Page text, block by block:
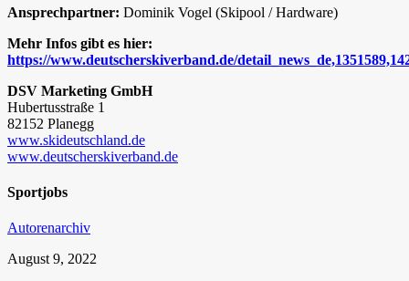
Ansprechpartner: Dominik Vogel (Skipool / Hardware)
Mehr Infos gibt es hier:
https://www.deutscherskiverband.de/
DSV Marketing GmbH
Hubertusstraße 1
82152 Planegg
www.skideutschland.de
www.deutscherskiverband.de
Sportjobs
Autorenarchiv
August 9, 2022